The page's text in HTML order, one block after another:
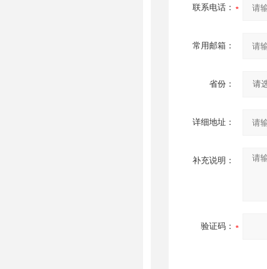
联系电话：
常用邮箱：
省份：
详细地址：
补充说明：
验证码：